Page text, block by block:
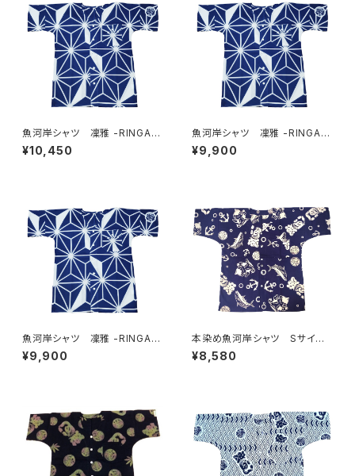
魚河岸シャツ 凜雅 -RINGA-
プレミアムシリーズ① 麻かざぐ
るま LLサイズ 認定証付き
¥10,450
魚河岸シャツ 凜雅 -RINGA-
プレミアムシリーズ① 麻かざぐ
るま Lサイズ 認定証付き
¥9,900
魚河岸シャツ 凜雅 -RINGA-
プレミアムシリーズ① 麻かざぐ
るま Mサイズ 認定証付き
¥9,900
本染め魚河岸シャツ Sサイ
ズ 認定証付き 木綿晒 やい
ちゃん 海ものがたり 紺×
シャツ 焼津 浜通り 港町
¥8,580